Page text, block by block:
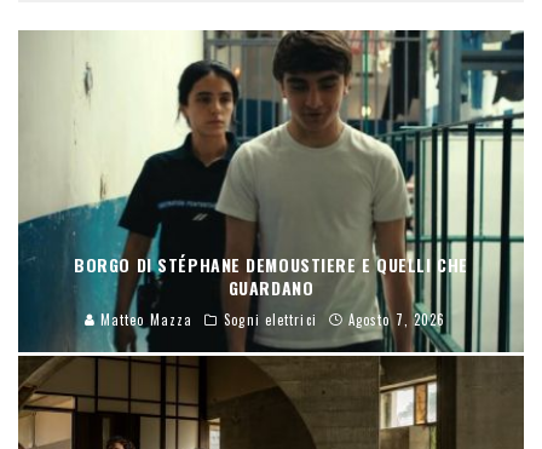
BORGO DI STÉPHANE DEMOUSTIERE E QUELLI CHE
GUARDANO
Matteo Mazza Sogni elettrici Agosto 7, 2026